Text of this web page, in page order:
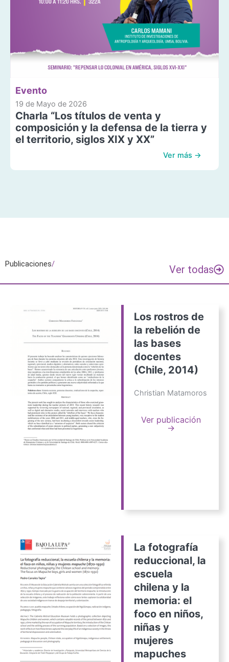
Evento
19 de Mayo de 2026
Charla “Los títulos de venta y
composición y la defensa de la tierra y
el territorio, siglos XIX y XX”
Ver más →
Publicaciones/ Ver todas
Los rostros de
la rebelión de
las bases
docentes
(Chile, 2014)
Christian Matamoros
Ver publicación
→
La fotografía
reduccional, la
escuela
chilena y la
memoria: el
foco en niños,
niñas y
mujeres
mapuches